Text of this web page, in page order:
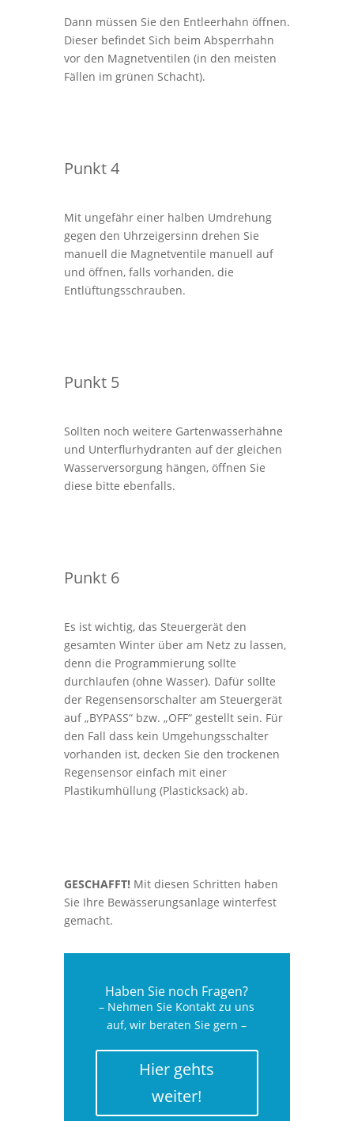
Dann müssen Sie den Entleerhahn öffnen.
Dieser befindet Sich beim Absperrhahn
vor den Magnetventilen (in den meisten
Fällen im grünen Schacht).
Punkt 4
Mit ungefähr einer halben Umdrehung
gegen den Uhrzeigersinn drehen Sie
manuell die Magnetventile manuell auf
und öffnen, falls vorhanden, die
Entlüftungsschrauben.
Punkt 5
Sollten noch weitere Gartenwasserhähne
und Unterflurhydranten auf der gleichen
Wasserversorgung hängen, öffnen Sie
diese bitte ebenfalls.
Punkt 6
Es ist wichtig, das Steuergerät den
gesamten Winter über am Netz zu lassen,
denn die Programmierung sollte
durchlaufen (ohne Wasser). Dafür sollte
der Regensensorschalter am Steuergerät
auf „BYPASS“ bzw. „OFF“ gestellt sein. Für
den Fall dass kein Umgehungsschalter
vorhanden ist, decken Sie den trockenen
Regensensor einfach mit einer
Plastikumhüllung (Plasticksack) ab.
GESCHAFFT!Mit diesen Schritten haben
Sie Ihre Bewässerungsanlage winterfest
gemacht.
Haben Sie noch Fragen?
– Nehmen Sie Kontakt zu uns
auf, wir beraten Sie gern –
Hier gehts
weiter!